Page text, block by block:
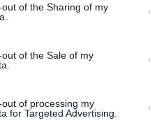
visit or usage behaviour. You
to Google and its third-party
specified purposes in below
of the Sharing of my
of the Sale of my
of processing my
for Targeted Advertising.
di Intel e del nodo 18A ci
complesso e rischioso.
possono trovarsi
È fondamentale
criticamente le notizie